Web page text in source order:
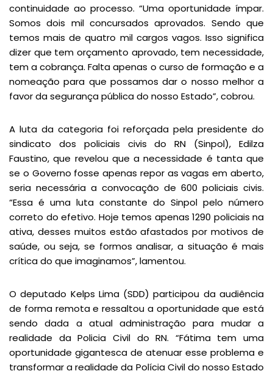
continuidade ao processo. “Uma oportunidade ímpar.
Somos dois mil concursados aprovados. Sendo que
temos mais de quatro mil cargos vagos. Isso significa
dizer que tem orçamento aprovado, tem necessidade,
tem a cobrança. Falta apenas o curso de formação e a
nomeação para que possamos dar o nosso melhor a
favor da segurança pública do nosso Estado”, cobrou.
A luta da categoria foi reforçada pela presidente do
sindicato dos policiais civis do RN (Sinpol), Edilza
Faustino, que revelou que a necessidade é tanta que
se o Governo fosse apenas repor as vagas em aberto,
seria necessária a convocação de 600 policiais civis.
“Essa é uma luta constante do Sinpol pelo número
correto do efetivo. Hoje temos apenas 1290 policiais na
ativa, desses muitos estão afastados por motivos de
saúde, ou seja, se formos analisar, a situação é mais
crítica do que imaginamos”, lamentou.
O deputado Kelps Lima (SDD) participou da audiência
de forma remota e ressaltou a oportunidade que está
sendo dada a atual administração para mudar a
realidade da Policia Civil do RN. “Fátima tem uma
oportunidade gigantesca de atenuar esse problema e
transformar a realidade da Polícia Civil do nosso Estado